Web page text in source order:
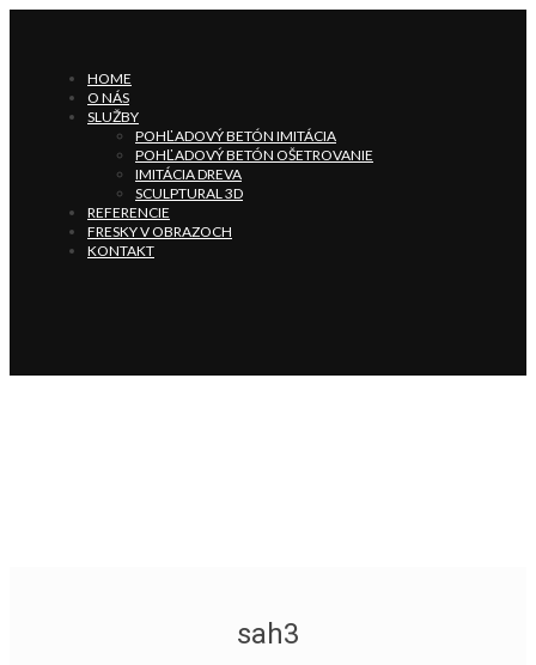
HOME
O NÁS
SLUŽBY
POHĽADOVÝ BETÓN IMITÁCIA
POHĽADOVÝ BETÓN OŠETROVANIE
IMITÁCIA DREVA
SCULPTURAL 3D
REFERENCIE
FRESKY V OBRAZOCH
KONTAKT
sah3